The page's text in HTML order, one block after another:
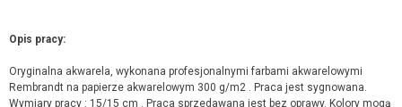
Opis pracy:
Oryginalna akwarela, wykonana profesjonalnymi farbami akwarelowymi
Rembrandt na papierze akwarelowym 300 g/m2 . Praca jest sygnowana.
Wymiary pracy : 15/15 cm . Praca sprzedawana jest bez oprawy. Kolory mogą